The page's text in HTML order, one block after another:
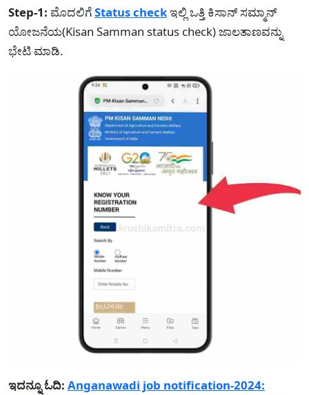
Step-1: ಮೊದಲಿಗೆStatus checkಇಲ್ಲಿ ಒತ್ತಿ ಕಿಸಾನ್ ಸಮ್ಮಾನ್
ಯೋಜನೆಯ(Kisan Samman status check) ಜಾಲತಾಣವನ್ನು
ಭೇಟಿ ಮಾಡಿ.
ಇದನ್ನೂ ಓದಿ: Anganawadi job notification-2024: